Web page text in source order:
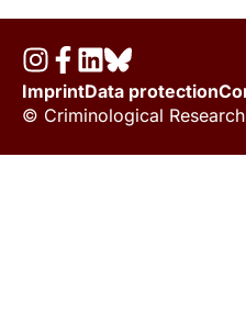
ImprintData protection
© Criminological